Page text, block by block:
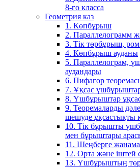
8-го класса
Геометрия каз
1. Көпбұрыш
2. Параллелограмм
3. Тік төрбұрыш,
4. Көпбұрыш ауданы
5. Параллелограм,
аудандары
6. Пифагор
7. Ұқсас
8. Үшбұрыштар
9. Теоремаларды
шешуде ұқсастықты
10. Тік бұрышты
мен бұрыштары
11. Шеңберге жанама
12. Орта және
13. Үшбұрыштың